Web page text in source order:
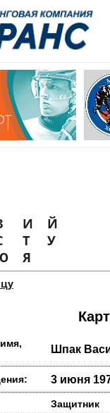
И
Й
Т
У
Я
Шпак
3 июня
Защитник